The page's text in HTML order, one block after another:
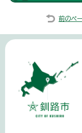
前のペ